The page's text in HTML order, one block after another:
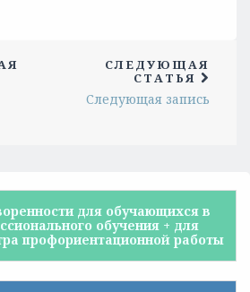
СЛЕДУЮЩАЯ
СТАТЬЯ
Следующая запись
для обучающихся в
обучения + для
профориентационной работы